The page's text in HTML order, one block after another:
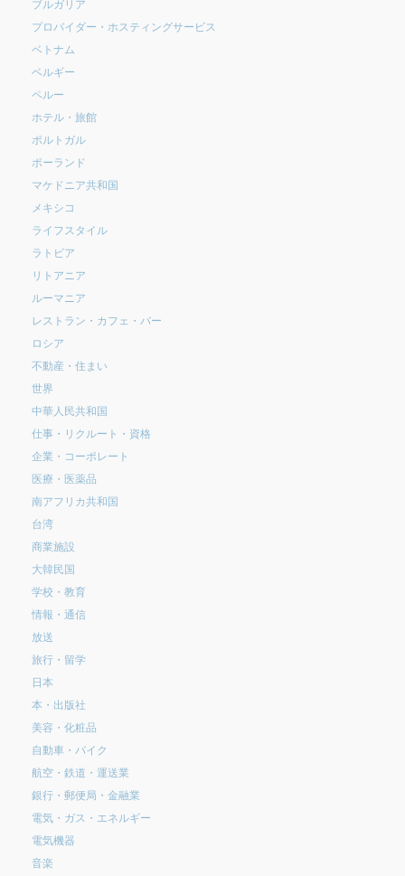
ブルガリア
プロバイダー・ホスティングサービス
ベトナム
ベルギー
ペルー
ホテル・旅館
ポルトガル
ポーランド
マケドニア共和国
メキシコ
ライフスタイル
ラトビア
リトアニア
ルーマニア
レストラン・カフェ・バー
ロシア
不動産・住まい
世界
中華人民共和国
仕事・リクルート・資格
企業・コーポレート
医療・医薬品
南アフリカ共和国
台湾
商業施設
大韓民国
学校・教育
情報・通信
放送
旅行・留学
日本
本・出版社
美容・化粧品
自動車・バイク
航空・鉄道・運送業
銀行・郵便局・金融業
電気・ガス・エネルギー
電気機器
音楽